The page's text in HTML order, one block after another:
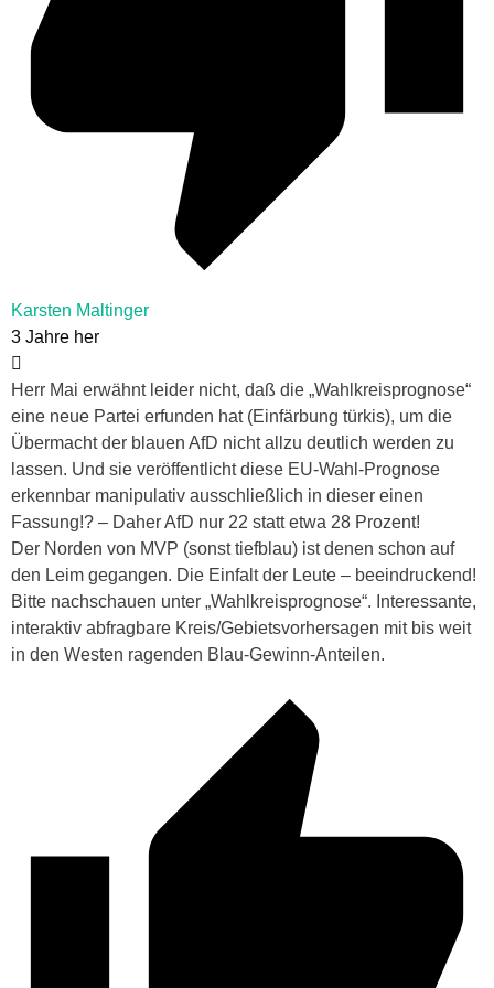
Karsten Maltinger
3 Jahre her
Herr Mai erwähnt leider nicht, daß die „Wahlkreisprognose“
eine neue Partei erfunden hat (Einfärbung türkis), um die
Übermacht der blauen AfD nicht allzu deutlich werden zu
lassen. Und sie veröffentlicht diese EU-Wahl-Prognose
erkennbar manipulativ ausschließlich in dieser einen
Fassung!? – Daher AfD nur 22 statt etwa 28 Prozent!
Der Norden von MVP (sonst tiefblau) ist denen schon auf
den Leim gegangen. Die Einfalt der Leute – beeindruckend!
Bitte nachschauen unter „Wahlkreisprognose“. Interessante,
interaktiv abfragbare Kreis/Gebietsvorhersagen mit bis weit
in den Westen ragenden Blau-Gewinn-Anteilen.